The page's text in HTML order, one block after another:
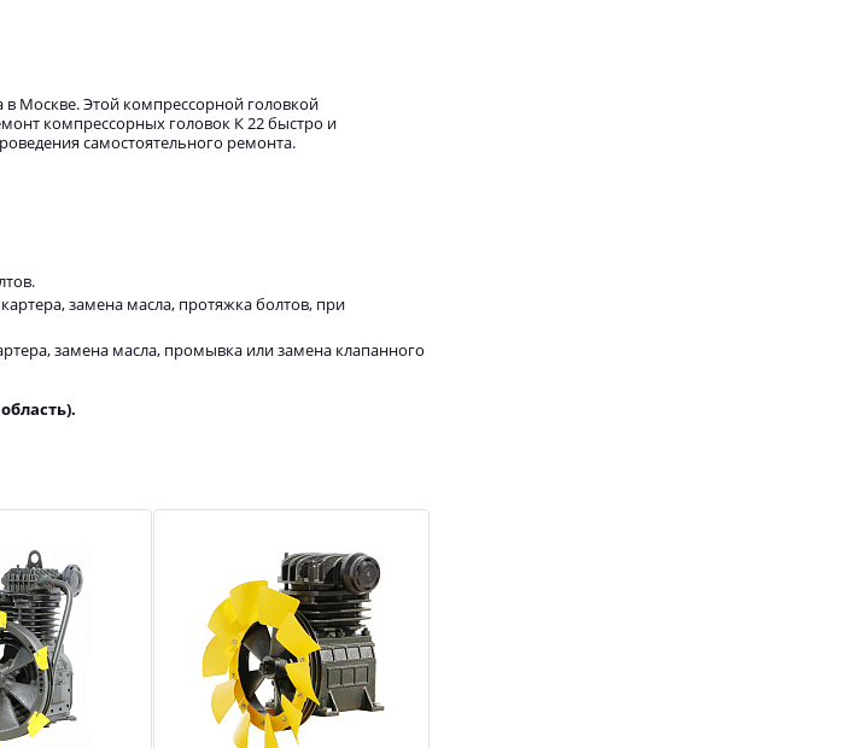
Москве. Этой компрессорной головкой
компрессорных головок К 22 быстро и
самостоятельного ремонта.
замена масла, протяжка болтов, при
замена масла, промывка или замена клапанного